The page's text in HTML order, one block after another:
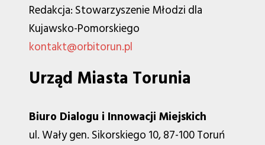
Redakcja: Stowarzyszenie Młodzi dla
Kujawsko-Pomorskiego
kontakt@orbitorun.pl
Urząd Miasta Torunia
Biuro Dialogu i Innowacji Miejskich
ul. Wały gen. Sikorskiego 10, 87-100 Toruń